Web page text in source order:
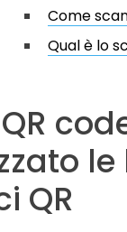
Come
Qual è lo
QR